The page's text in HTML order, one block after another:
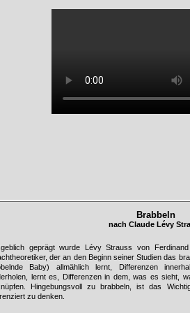
Brabbeln
nach Claude Lévy
geprägt wurde Lévy Strauss von
der an den Beginn seiner Studien das
Baby) allmählich lernt, Differenzen
lernt es, Differenzen in dem, was es sieht,
Hingebungsvoll zu brabbeln, ist das
zu denken.